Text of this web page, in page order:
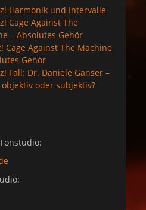
Harmonik und Intervalle
Cage Against The
– Absolutes Gehör
Cage Against The Machine
Gehör
Fall: Dr. Daniele Ganser –
oder subjektiv?